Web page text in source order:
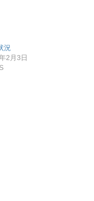
況
2月3日